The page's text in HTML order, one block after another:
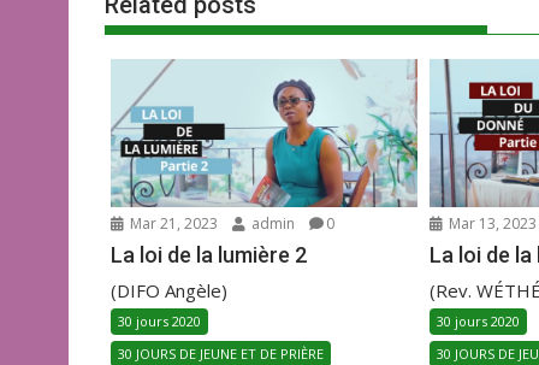
Mar 21, 2023 admin 0
La loi de la lumière 2
(DIFO Angèle)
30 jours 2020
30 JOURS DE JEUNE ET DE PRIÈRE
Mar 13, 2023
La loi de la
(Rev.
30 jours 2020
30 JOURS DE